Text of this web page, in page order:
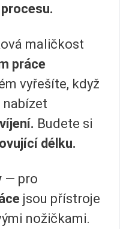
maličkost
práce
vyřešíte, když
nabízet
Budete si
délku.
— pro
jsou přístroje
nožičkami.